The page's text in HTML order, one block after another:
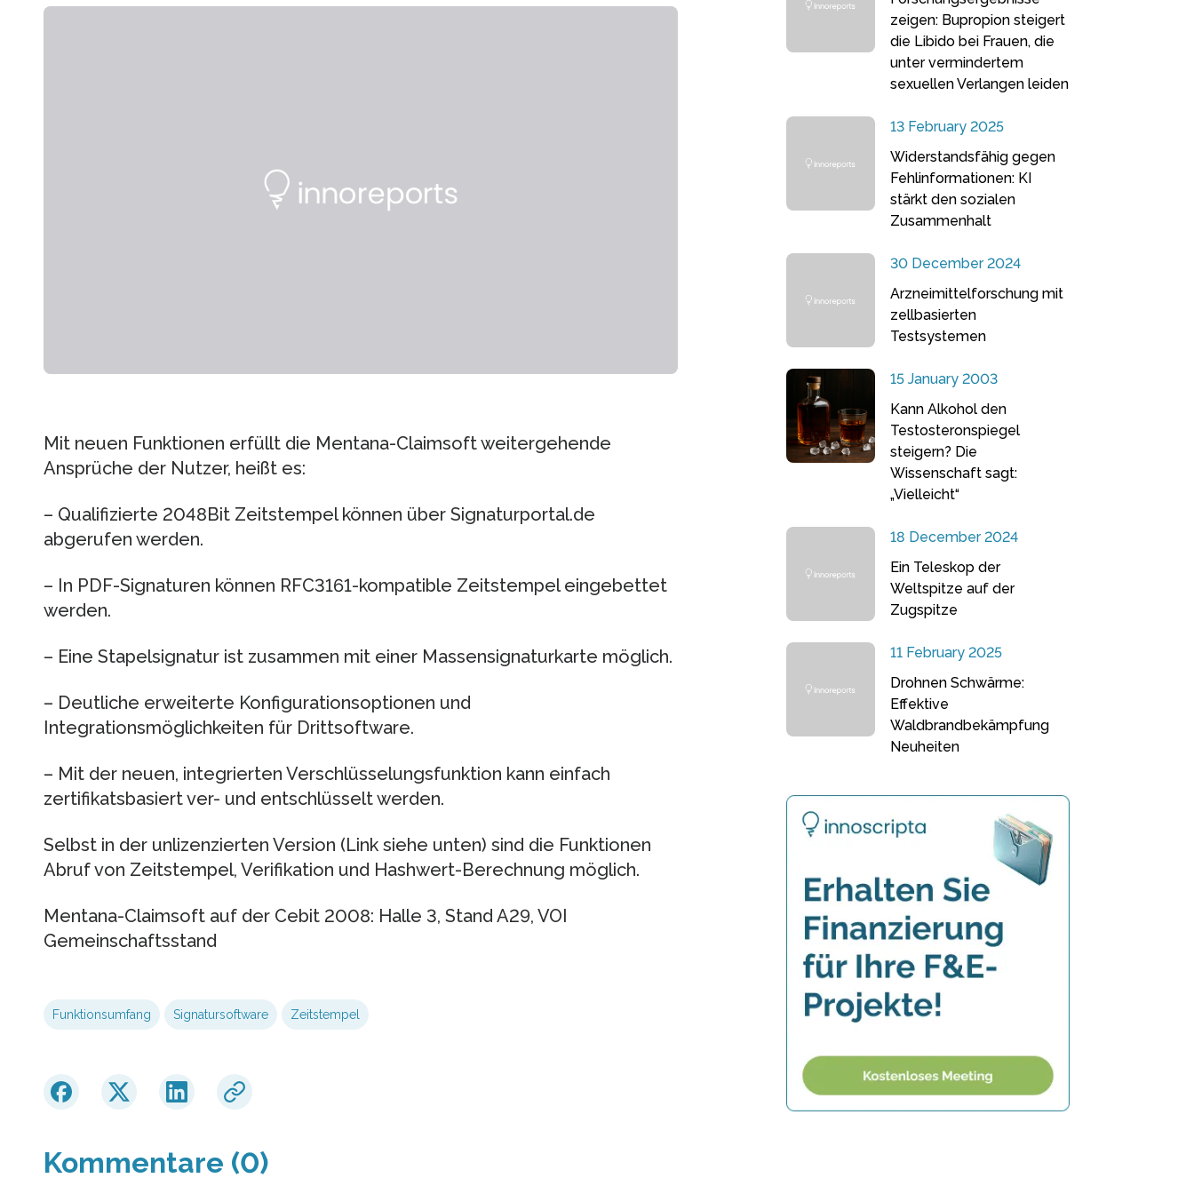
Mit neuen Funktionen erfüllt die Mentana-Claimsoft weitergehende
Ansprüche der Nutzer, heißt es:
– Qualifizierte 2048Bit Zeitstempel können über Signaturportal.de
abgerufen werden.
– In PDF-Signaturen können RFC3161-kompatible Zeitstempel eingebettet
werden.
– Eine Stapelsignatur ist zusammen mit einer Massensignaturkarte möglich.
– Deutliche erweiterte Konfigurationsoptionen und
Integrationsmöglichkeiten für Drittsoftware.
– Mit der neuen, integrierten Verschlüsselungsfunktion kann einfach
zertifikatsbasiert ver- und entschlüsselt werden.
Selbst in der unlizenzierten Version (Link siehe unten) sind die Funktionen
Abruf von Zeitstempel, Verifikation und Hashwert-Berechnung möglich.
Mentana-Claimsoft auf der Cebit 2008: Halle 3, Stand A29, VOI
Gemeinschaftsstand
Funktionsumfang Signatursoftware Zeitstempel
Kommentare (0)
zeigen: Bupropion steigert
die Libido bei Frauen, die
unter vermindertem
sexuellen Verlangen leiden
13 February 2025
Widerstandsfähig gegen
Fehlinformationen: KI
stärkt den sozialen
Zusammenhalt
30 December 2024
Arzneimittelforschung mit
zellbasierten
Testsystemen
15 January 2003
Kann Alkohol den
Testosteronspiegel
steigern? Die
Wissenschaft sagt:
„Vielleicht“
18 December 2024
Ein Teleskop der
Weltspitze auf der
Zugspitze
11 February 2025
Drohnen Schwärme:
Effektive
Waldbrandbekämpfung
Neuheiten